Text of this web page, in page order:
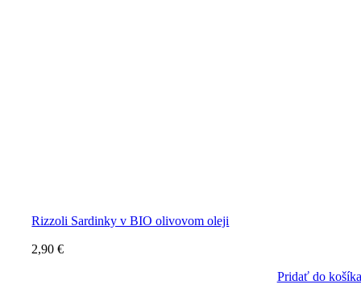
Rizzoli Sardinky v BIO olivovom oleji
2,90€
Pridať do košíka